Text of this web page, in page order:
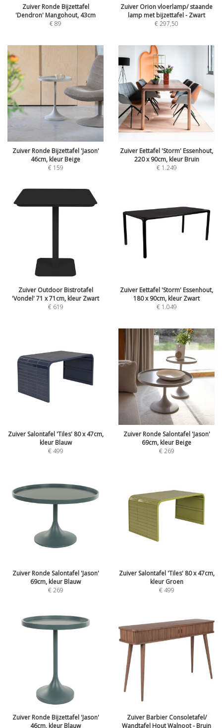
Zuiver Ronde Bijzettafel
'Dendron' Mangohout, 43cm
€89
Zuiver Orion vloerlamp/ staande
lamp met bijzettafel - Zwart
€297,50
Zuiver Ronde Bijzettafel 'Jason'
46cm, kleur Beige
€ 159
Zuiver Eettafel 'Storm' Essenhout,
220 x 90cm, kleur Bruin
€ 1.249
Zuiver Outdoor Bistrotafel
'Vondel' 71 x 71cm, kleur Zwart
€ 619
Zuiver Eettafel 'Storm' Essenhout,
180 x 90cm, kleur Zwart
€ 1.049
Zuiver Salontafel 'Tiles' 80 x 47cm,
kleur Blauw
€499
Zuiver Ronde Salontafel 'Jason'
69cm, kleur Beige
€269
Zuiver Ronde Salontafel 'Jason'
69cm, kleur Blauw
€269
Zuiver Salontafel 'Tiles' 80 x 47cm,
kleur Groen
€499
Zuiver Ronde Bijzettafel 'Jason'
46cm, kleur Blauw
Zuiver Barbier Consoletafel/
Wandtafel Hout Walnoot - Bruin